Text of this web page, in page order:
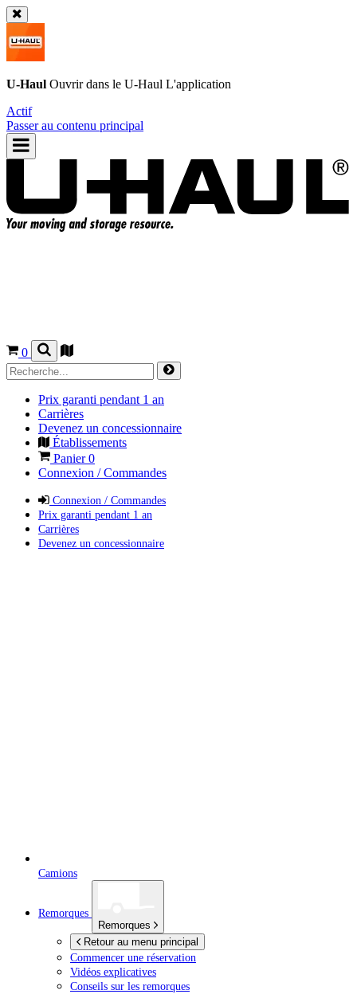
U-Haul Ouvrir dans le U-Haul L'application
Actif
Passer au contenu principal
0
Prix garanti pendant 1 an
Carrières
Devenez un concessionnaire
Établissements
Panier0
Connexion / Commandes
Connexion / Commandes
Prix garanti pendant 1 an
Carrières
Devenez un concessionnaire
Camions
Remorques
Remorques
Retour au menu principal
Commencer une réservation
Vidéos explicatives
Conseils sur les remorques